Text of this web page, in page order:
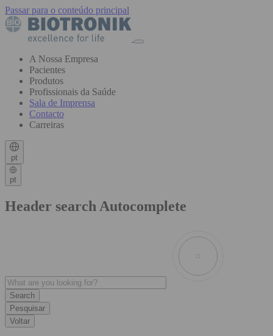
Passar para o conteúdo principal
A Nossa Empresa
Pacientes
Produtos
Profissionais da Saúde
Sala de Imprensa
Contacto
Carreiras
pt
pt
Header search Autocomplete
Pesquisar
Voltar